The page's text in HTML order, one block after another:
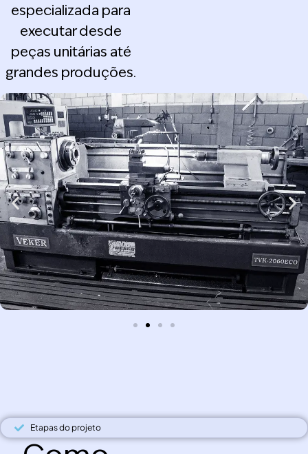
especializada para
executar desde
peças unitárias até
grandes produções.
Etapas do projeto